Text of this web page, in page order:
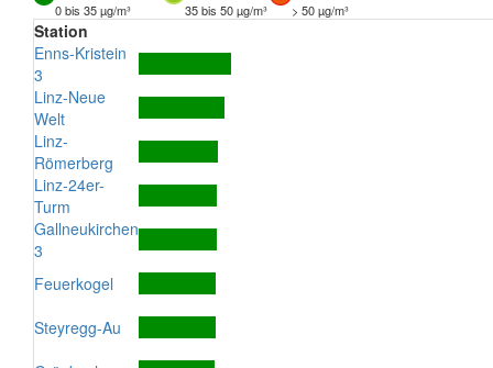
0 bis 35 µg/m³
35 bis 50 µg/m³ > 50 µg/m³
Station
Enns-Kristein
3
Linz-Neue
Welt
Linz-
Römerberg
Linz-24er-
Turm
Gallneukirchen
3
Feuerkogel
Steyregg-Au